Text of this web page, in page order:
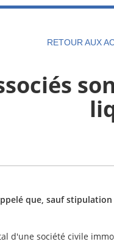
RETOUR AUX
que, sauf
d'une société civile